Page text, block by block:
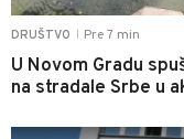
DRUŠTVO Pre 7 min
U Novom Gradu
na stradale Srbe u